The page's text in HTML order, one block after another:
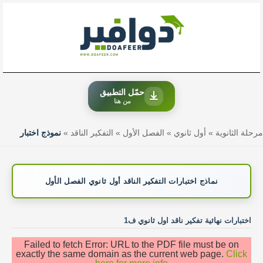
حمّل التطبيق
من هنا
مرحلة الثانوية » أول ثانوي » الفصل الأول » التفكير الناقد » نموذج اختبار
نماذج اختبارات التفكير الناقد أول ثانوي الفصل الأول
اختبارات نهائية تفكير ناقد اول ثانوي ف1
Failed to fetch Error: URL to the PDF file must be on
exactly the same domain as the current web page. Click